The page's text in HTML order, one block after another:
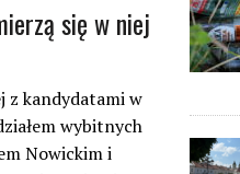
się w niej
z kandydatami w
wybitnych
Nowickim i